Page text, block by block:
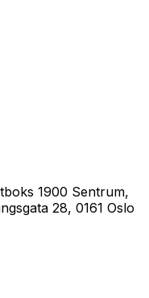
1900 Sentrum,
28, 0161 Oslo